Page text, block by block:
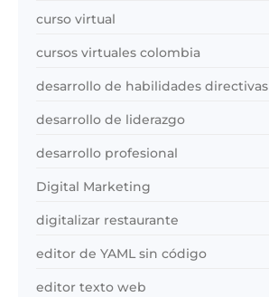
curso virtual
cursos virtuales colombia
desarrollo de habilidades directivas
desarrollo de liderazgo
desarrollo profesional
Digital Marketing
digitalizar restaurante
editor de YAML sin código
editor texto web